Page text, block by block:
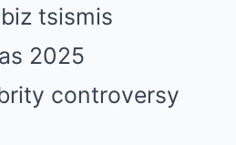
tsismis
2025
controversy